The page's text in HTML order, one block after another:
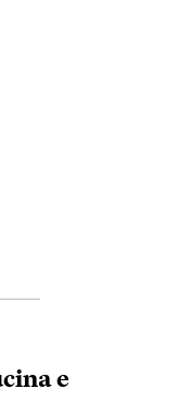
e